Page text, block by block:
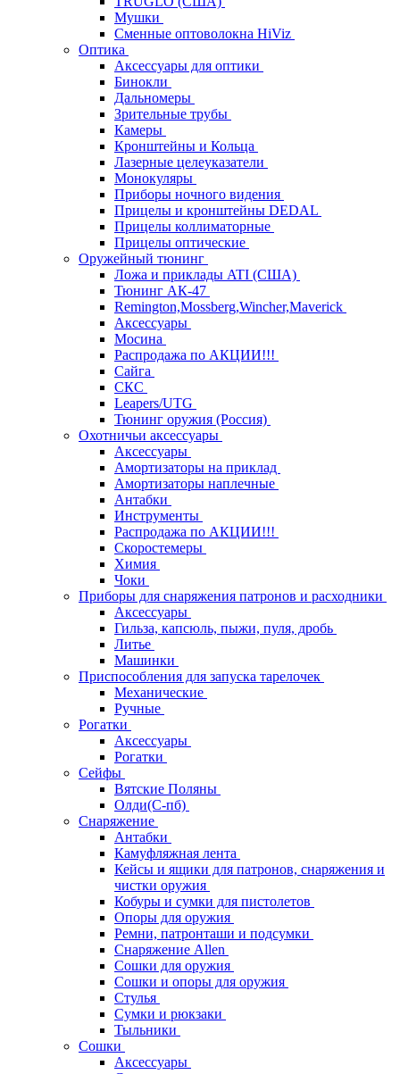
Мушки
Сменные оптоволокна HiViz
Оптика
Аксессуары для оптики
Бинокли
Дальномеры
Зрительные трубы
Камеры
Кронштейны и Кольца
Лазерные целеуказатели
Монокуляры
Приборы ночного видения
Прицелы и кронштейны DEDAL
Прицелы коллиматорные
Прицелы оптические
Оружейный тюнинг
Ложа и приклады ATI (США)
Тюнинг АК-47
Remington,Mossberg,Wincher,Maverick
Аксессуары
Мосина
Распродажа по АКЦИИ!!!
Сайга
СКС
Leapers/UTG
Тюнинг оружия (Россия)
Охотничьи аксессуары
Аксессуары
Амортизаторы на приклад
Амортизаторы наплечные
Антабки
Инструменты
Распродажа по АКЦИИ!!!
Скоростемеры
Химия
Чоки
Приборы для снаряжения патронов и расходники
Аксессуары
Гильза, капсюль, пыжи, пуля, дробь
Литье
Машинки
Приспособления для запуска тарелочек
Механические
Ручные
Рогатки
Аксессуары
Рогатки
Сейфы
Вятские Поляны
Олди(С-пб)
Снаряжение
Антабки
Камуфляжная лента
Кейсы и ящики для патронов, снаряжения и
чистки оружия
Кобуры и сумки для пистолетов
Опоры для оружия
Ремни, патронташи и подсумки
Снаряжение Allen
Сошки для оружия
Сошки и опоры для оружия
Стулья
Сумки и рюкзаки
Тыльники
Сошки
Аксессуары